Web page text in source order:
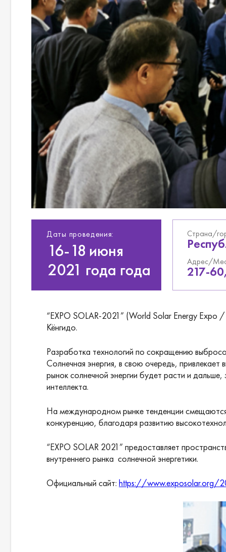
Даты проведения:
16-18 июня
2021 года года
Страна/
Адрес/
217-
“EXPO SOLAR-2021” (World Solar Energy Expo /
Кёнгидо.
Разработка технологий по сокращению
Солнечная энергия, в свою очередь,
рынок солнечной энергии будет расти и
интеллекта.
На международном рынке тенденции смещаются
конкуренцию, благодаря развитию
“EXPO SOLAR 2021” предоставляет
внутреннего рынка солнечной энергетики.
Официальный сайт: https://www.exposolar.org/